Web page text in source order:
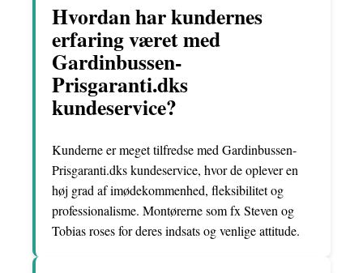
Hvordan har kundernes
erfaring været med
Gardinbussen-
Prisgaranti.dks
kundeservice?
Kunderne er meget tilfredse med Gardinbussen-
Prisgaranti.dks kundeservice, hvor de oplever en
høj grad af imødekommenhed, fleksibilitet og
professionalisme. Montørerne som fx Steven og
Tobias roses for deres indsats og venlige attitude.